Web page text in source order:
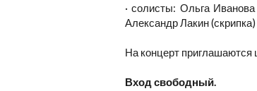
· солисты: Ольга
Александр Лакин (скрипка)
На концерт приглашаются
Вход свободный.